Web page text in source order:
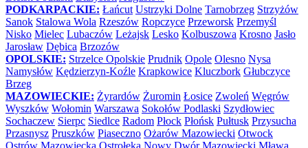
PODKARPACKIE: Łańcut Ustrzyki Dolne Tarnobrzeg Strzyżów
Sanok Stalowa Wola Rzeszów Ropczyce Przeworsk Przemyśl
Nisko Mielec Lubaczów Leżajsk Lesko Kolbuszowa Krosno Jasło
Jarosław Dębica Brzozów
OPOLSKIE: Strzelce Opolskie Prudnik Opole Olesno Nysa
Namysłów Kędzierzyn-Koźle Krapkowice Kluczbork Głubczyce
Brzeg
MAZOWIECKIE: Żyrardów Żuromin Łosice Zwoleń Węgrów
Wyszków Wołomin Warszawa Sokołów Podlaski Szydłowiec
Sochaczew Sierpc Siedlce Radom Płock Płońsk Pułtusk Przysucha
Przasnysz Pruszków Piaseczno Ożarów Mazowiecki Otwock
Ostrów Mazowiecka Ostrołęka Nowy Dwór Mazowiecki Mława